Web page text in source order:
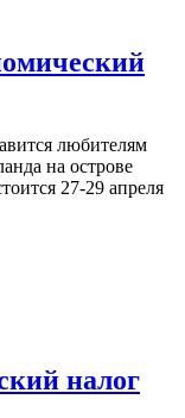
любителям
на острове
27-29 апреля
налог